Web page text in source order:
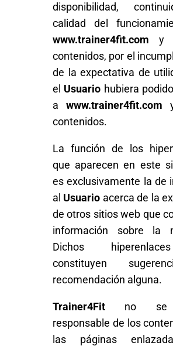
disponibilidad,
calidad del
www.trainer4fit.com y
contenidos, por el
de la expectativa de
el Usuario hubiera
a www.trainer4fit.com
contenidos.
La función de los
que aparecen en este
es exclusivamente la de
al Usuario acerca de la
de otros sitios web que
información sobre la
Dichos
constituyen
recomendación alguna.
Trainer4Fit no se
responsable de los
las páginas